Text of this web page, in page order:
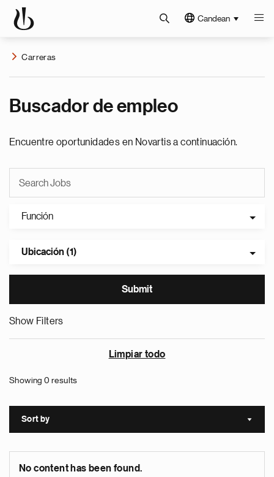
Candean
Carreras
Buscador de empleo
Encuentre oportunidades en Novartis a continuación.
Función
Ubicación (1)
Show Filters
Limpiar todo
Showing 0 results
Sort by Sort
No content has been found.